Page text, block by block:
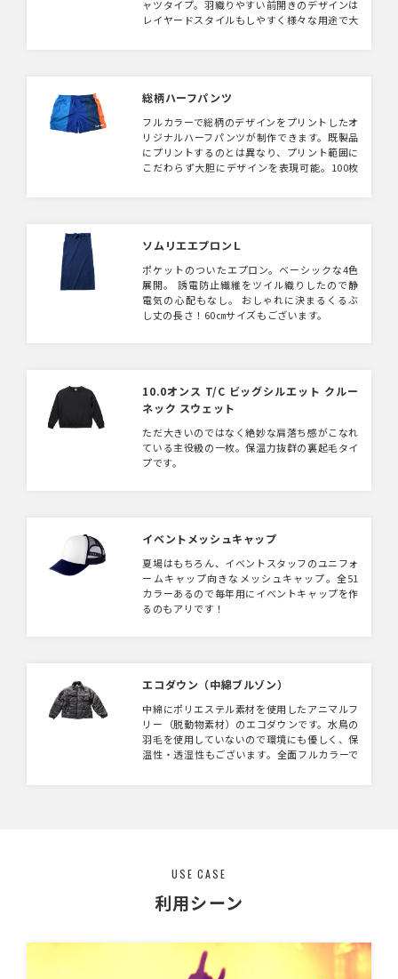
ャツタイプ。羽織りやすい前開きのデザインは
レイヤードスタイルもしやすく様々な用途で大
総柄ハーフパンツ
フルカラーで総柄のデザインをプリントしたオ
リジナルハーフパンツが制作できます。既製品
にプリントするのとは異なり、プリント範囲に
こだわらず大胆にデザインを表現可能。100枚
ソムリエエプロンＬ
ポケットのついたエプロン。ベーシックな4色
展開。 誘電防止繊維をツイル織りしたので静
電気の心配もなし。 おしゃれに決まるくるぶ
し丈の長さ！60㎝サイズもございます。
10.0オンス T/C ビッグシルエット クルー
ネック スウェット
ただ大きいのではなく絶妙な肩落ち感がこなれ
ている主役級の一枚。保温力抜群の裏起毛タイ
プです。
イベントメッシュキャップ
夏場はもちろん、イベントスタッフのユニフォ
ームキャップ向きなメッシュキャップ。全51
カラーあるので毎年用にイベントキャップを作
るのもアリです！
エコダウン（中綿ブルゾン）
中綿にポリエステル素材を使用したアニマルフ
リー（脱動物素材）のエコダウンです。水鳥の
羽毛を使用していないので環境にも優しく、保
温性・透湿性もございます。全面フルカラーで
USE CASE
利用シーン